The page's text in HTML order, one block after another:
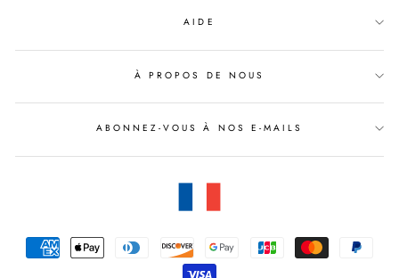
AIDE
À PROPOS DE NOUS
ABONNEZ-VOUS À NOS E-MAILS